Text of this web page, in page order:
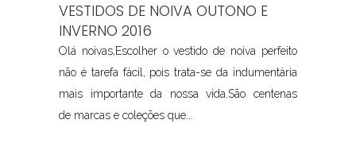
VESTIDOS DE NOIVA OUTONO E
INVERNO 2016
Olá noivas,Escolher o vestido de noiva perfeito
não é tarefa fácil, pois trata-se da indumentária
mais importante da nossa vida.São centenas
de marcas e coleções que...